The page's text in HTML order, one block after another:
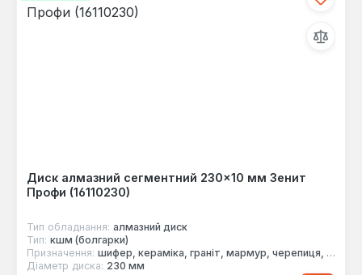
Диск алмазний сегментний 230×10 мм Зенит
Профи (16110230)
Тип обладнання: алмазний диск
Тип: кшм (болгарки)
Призначення: шифер, кераміка, граніт, мармур, черепиця, цегла, бетон
Діаметр диска: 230 мм